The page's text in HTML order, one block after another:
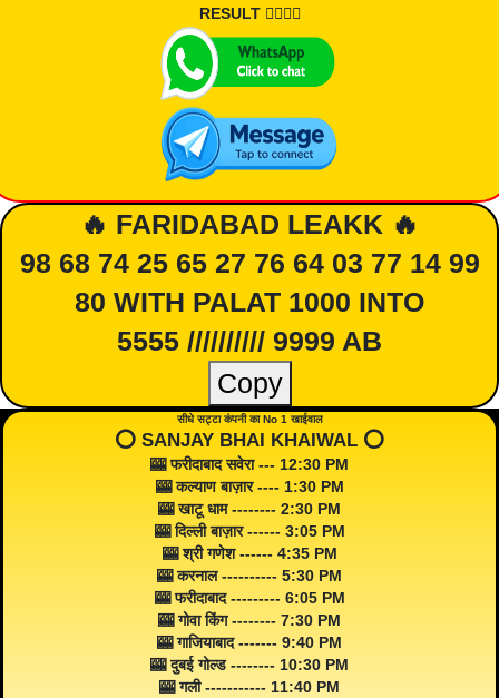
RESULT 👇🏾👇🏾
🔥 FARIDABAD LEAKK 🔥
98 68 74 25 65 27 76 64 03 77 14 99
80 WITH PALAT 1000 INTO
5555 ////////// 9999 AB
Copy
सीधे सट्टा कंपनी का No 1 खाईवाल
⭕️ SANJAY BHAI KHAIWAL ⭕️
🎰 फरीदाबाद सवेरा --- 12:30 PM
🎰 कल्याण बाज़ार ---- 1:30 PM
🎰 खाटू धाम -------- 2:30 PM
🎰 दिल्ली बाज़ार ------ 3:05 PM
🎰 श्री गणेश ------ 4:35 PM
🎰 करनाल ---------- 5:30 PM
🎰 फरीदाबाद --------- 6:05 PM
🎰 गोवा किंग -------- 7:30 PM
🎰 गाजियाबाद ------- 9:40 PM
🎰 दुबई गोल्ड -------- 10:30 PM
🎰 गली ----------- 11:40 PM